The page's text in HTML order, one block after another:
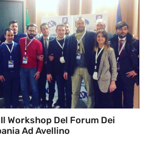
Workshop Del Forum Dei
Ad Avellino